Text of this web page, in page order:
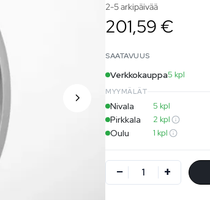
2-5 arkipäivää
201,59 €
SAATAVUUS
Verkkokauppa5 kpl
MYYMÄLÄT
Nivala 5 kpl
Pirkkala 2 kpl
Oulu 1 kpl